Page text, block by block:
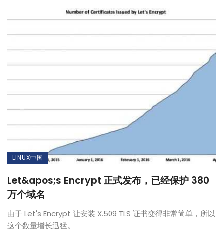
LINUX中国
Let&apos;s Encrypt 正式发布，已经保护 380
万个域名
由于 Let's Encrypt 让安装 X.509 TLS 证书变得非常简单，所以
这个数量增长迅猛。